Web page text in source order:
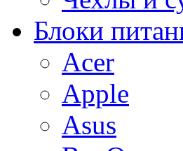
Блоки
Acer
Apple
Asus